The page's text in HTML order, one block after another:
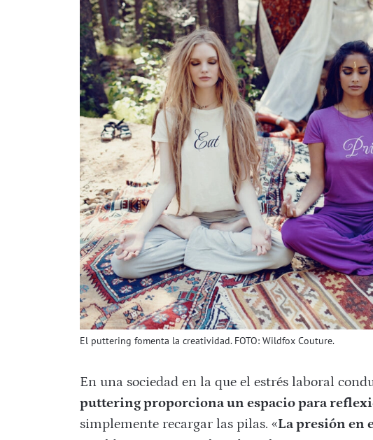
El puttering fomenta la creatividad. FOTO: Wildfox Couture.
En una sociedad en la que el estrés laboral
puttering proporciona un espacio para
simplemente recargar las pilas. «La presión en